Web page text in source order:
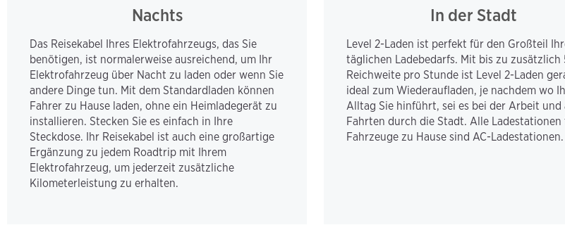
Nachts
Das Reisekabel Ihres Elektrofahrzeugs, das Sie
benötigen, ist normalerweise ausreichend, um Ihr
Elektrofahrzeug über Nacht zu laden oder wenn Sie
andere Dinge tun. Mit dem Standardladen können
Fahrer zu Hause laden, ohne ein Heimladegerät zu
installieren. Stecken Sie es einfach in Ihre
Steckdose. Ihr Reisekabel ist auch eine großartige
Ergänzung zu jedem Roadtrip mit Ihrem
Elektrofahrzeug, um jederzeit zusätzliche
Kilometerleistung zu erhalten.
In der Stadt
Level 2-Laden ist perfekt für den Großteil
täglichen Ladebedarfs. Mit bis zu zusätzlich
Reichweite pro Stunde ist Level 2-Laden
ideal zum Wiederaufladen, je nachdem wo
Alltag Sie hinführt, sei es bei der Arbeit und
Fahrten durch die Stadt. Alle Ladestationen
Fahrzeuge zu Hause sind AC-Ladestationen.